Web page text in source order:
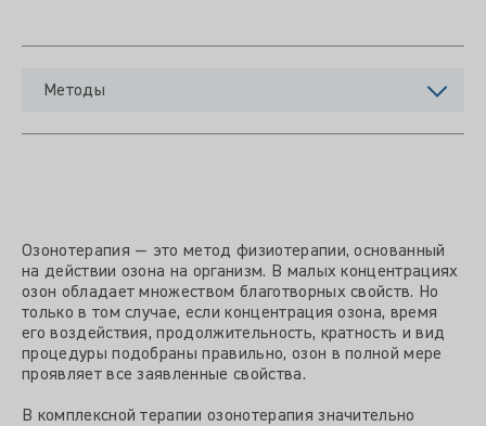
Методы
Озонотерапия — это метод физиотерапии, основанный
на действии озона на организм. В малых концентрациях
озон обладает множеством благотворных свойств. Но
только в том случае, если концентрация озона, время
его воздействия, продолжительность, кратность и вид
процедуры подобраны правильно, озон в полной мере
проявляет все заявленные свойства.
В комплексной терапии озонотерапия значительно